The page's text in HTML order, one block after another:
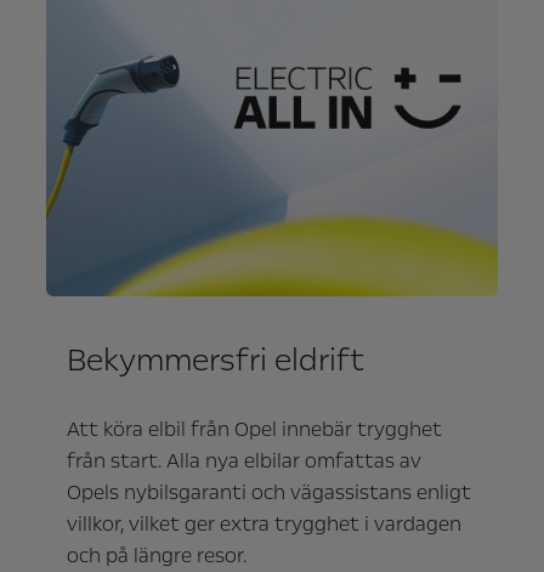
Bekymmersfri eldrift
Att köra elbil från Opel innebär trygghet
från start. Alla nya elbilar omfattas av
Opels nybilsgaranti och vägassistans enligt
villkor, vilket ger extra trygghet i vardagen
och på längre resor.